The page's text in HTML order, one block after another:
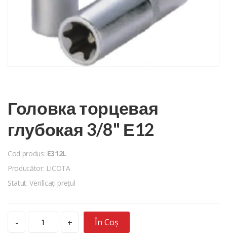
Головка торцевая
глубокая 3/8" Е12
Cod produs: E312L
Producător: LICOTA
Statut: Verificați prețul
- + În Coș